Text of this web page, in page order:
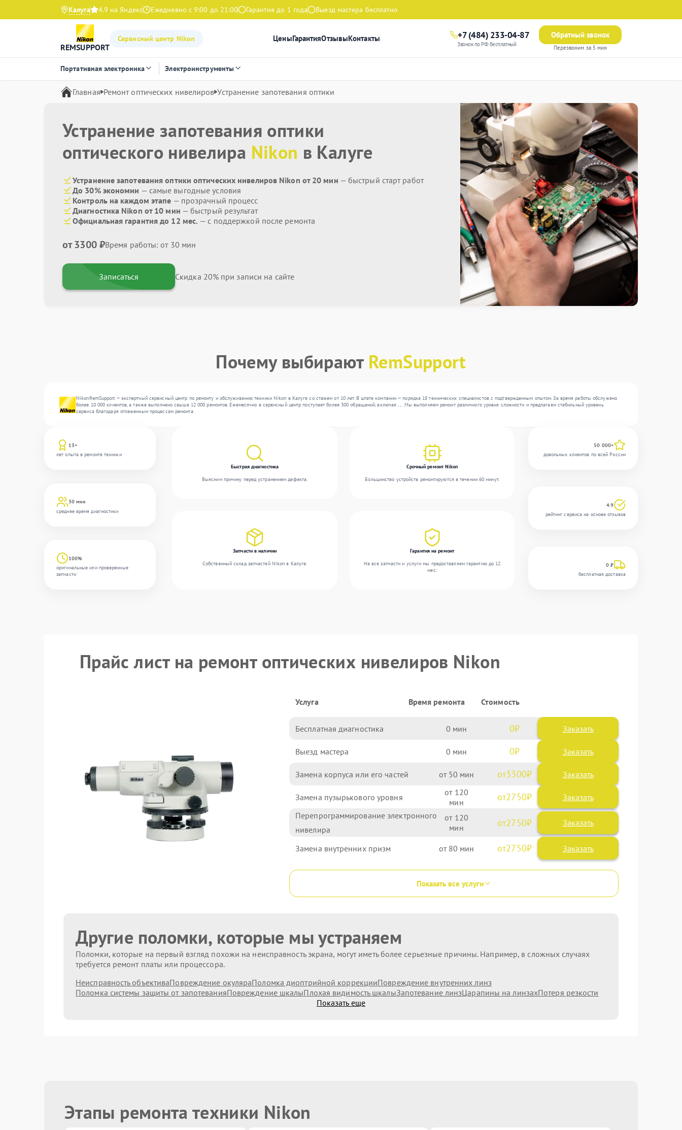
Калуга 4.9 на Яндекс Ежедневно с 9:00 до 21:00 Гарантия до 1 года Выезд мастера бесплатно
REMSUPPORT
Сервисный центр Nikon ЦеныГарантияОтзывыКонтакты +7 (484) 233-04-87
Звонок по РФ бесплатный
Обратный звонок
Перезвоним за 5 мин
Портативная электроника Электроинструменты
Главная Ремонт оптических нивелиров Устранение запотевания оптики
Устранение запотевания оптики
оптического нивелира Nikon в Калуге
Устранение запотевания оптики оптических нивелиров Nikon от 20 мин — быстрый старт работ
До 30% экономии — самые выгодные условия
Контроль на каждом этапе — прозрачный процесс
Диагностика Nikon от 10 мин — быстрый результат
Официальная гарантия до 12 мес. — с поддержкой после ремонта
от 3300 ₽Время работы: от 30 мин
Записаться Скидка 20% при записи на сайте
Почему выбирают RemSupport
NikonRemSupport — экспертный сервисный центр по ремонту и обслуживанию техники Nikon в Калуге со стажем от 10 лет. В штате компании — порядка 18 технических специалистов с подтвержденным опытом. За время работы обслужено
более 10 000 клиентов, а также выполнено свыше 12 000 ремонтов. Ежемесячно в сервисный центр поступает более 300 обращений, включая , , . Мы выполняем ремонт различного уровня сложности и предлагаем стабильный уровень
сервиса благодаря отлаженным процессам ремонта.
13+
лет опыта в ремонте техники
30 мин
среднее время диагностики
100%
оригинальные или проверенные
запчасти
Быстрая диагностика
Выясним причину перед устранением дефекта.
Срочный ремонт Nikon
Большинство устройств ремонтируются в течении 60 минут.
Запчасти в наличии
Собственный склад запчастей Nikon в Калуге.
Гарантия на ремонт
На все запчасти и услуги мы предоставляем гарантию до 12
мес.
50 000+
довольных клиентов по всей России
4.9
рейтинг сервиса на основе отзывов
0 ₽
бесплатная доставка
Прайс лист на ремонт оптических нивелиров Nikon
Услуга Время ремонта Стоимость
Бесплатная диагностика 0 0 Заказать
Выезд мастера 0 0 Заказать
Замена корпуса или его частей 50 3300
Замена пузырькового уровня 120 2750
Перепрограммирование электронного
нивелира
120 2750
Замена внутренних призм 80 2750
Показать все услуги
Другие поломки, которые мы устраняем
Поломки, которые на первый взгляд похожи на неисправность экрана, могут иметь более серьезные причины. Например, в сложных случаях
требуется ремонт платы или процессора.
Неисправность объективаПовреждение окуляраПоломка диоптрийной коррекцииПовреждение внутренних линз
Поломка системы защиты от запотеванияПовреждение шкалыПлохая видимость шкалыЗапотевание линзЦарапины на линзахПотеря резкости
Показать еще
Этапы ремонта техники Nikon